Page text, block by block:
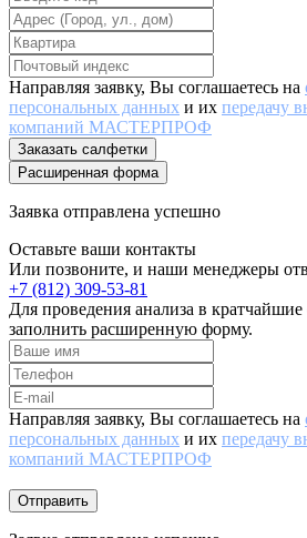
Направляя заявку, Вы соглашаетесь на
персональных данных и их передачу
компаний МАСТЕРПРОФ
Заказать салфетки
Расширенная форма
Заявка отправлена успешно
Оставьте ваши контакты
Или позвоните, и наши менеджеры
+7 (812) 309-53-81
Для проведения анализа в
заполнить расширенную форму.
Направляя заявку, Вы соглашаетесь на
персональных данных и их передачу
компаний МАСТЕРПРОФ
Отправить